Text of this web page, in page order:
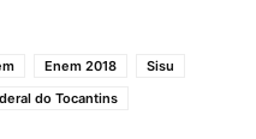
Enem 2018
Sisu
do Tocantins